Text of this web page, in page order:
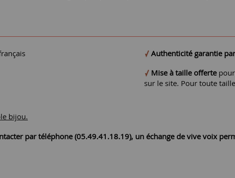
Authenticité garantie
Mise à taille offertepour
sur le site. Pour toute
bijou.
par téléphone (05.49.41.18.19), un échange de vive voix